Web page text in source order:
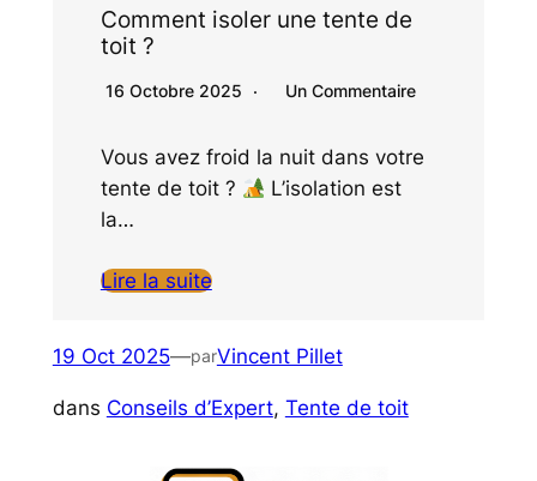
Comment isoler une tente de
toit​ ?
16 Octobre 2025 Un Commentaire
Vous avez froid la nuit dans votre
tente de toit ?
L’isolation est
la…
Lire la suite
19 Oct 2025—parVincent Pillet
dans Conseils d’Expert, Tente de toit